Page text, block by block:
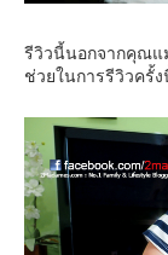
ฮ่องกง
มัลดีฟส์
อินเดีย
อินโดนีเซีย
เกาหลีใต้
รีวิวนี้นอกจากคุณแ
ช่วยในการรีวิวครั้